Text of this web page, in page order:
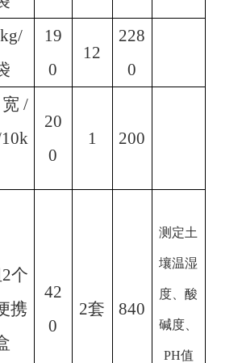
19
0
12
228
0
宽/
20
0
1 200
个
携
42
0
2套 840
测定土
壤温湿
度、酸
碱度、
PH值